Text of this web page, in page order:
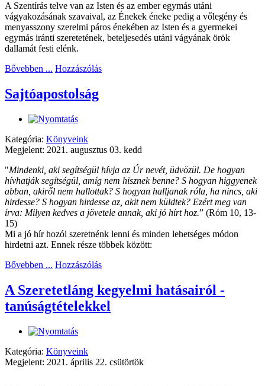
A Szentírás telve van az Isten és az ember egymás utáni
vágyakozásának szavaival, az Énekek éneke pedig a vőlegény és
menyasszony szerelmi páros énekében az Isten és a gyermekei
egymás iránti szeretetének, beteljesedés utáni vágyának örök
dallamát festi elénk.
Bővebben ... Hozzászólás
Sajtóapostolság
Kategória: Könyveink
Megjelent: 2021. augusztus 03. kedd
"Mindenki, aki segítségül hívja az Úr nevét, üdvözül. De hogyan
hívhatják segítségül, amíg nem hisznek benne? S hogyan higgyenek
abban, akiről nem hallottak? S hogyan halljanak róla, ha nincs, aki
hirdesse? S hogyan hirdesse az, akit nem küldtek? Ezért meg van
írva: Milyen kedves a jövetele annak, aki jó hírt hoz.” (Róm 10, 13-
15)
Mi a jó hír hozói szeretnénk lenni és minden lehetséges módon
hirdetni azt. Ennek része többek között:
Bővebben ... Hozzászólás
A Szeretetláng kegyelmi hatásairól -
tanúságtételekkel
Kategória: Könyveink
Megjelent: 2021. április 22. csütörtök